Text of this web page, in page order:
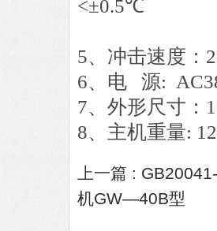
<±0.5℃
5、冲击速度：
6、电 源:
7、外形尺寸：
8、主机重量:
上一篇 :
机GW—40B型